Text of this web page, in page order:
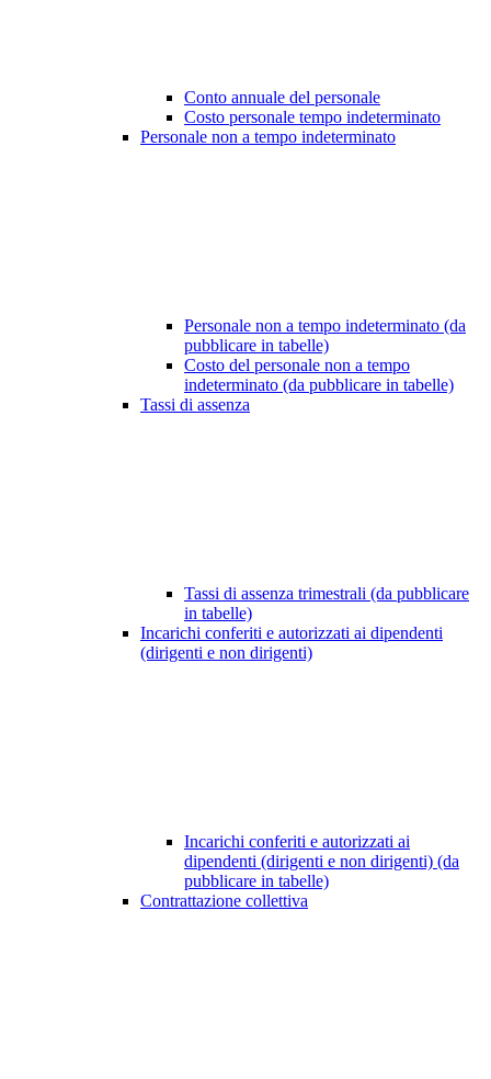
Conto annuale del personale
Costo personale tempo indeterminato
Personale non a tempo indeterminato
Personale non a tempo indeterminato (da
pubblicare in tabelle)
Costo del personale non a tempo
indeterminato (da pubblicare in tabelle)
Tassi di assenza
Tassi di assenza trimestrali (da pubblicare
in tabelle)
Incarichi conferiti e autorizzati ai dipendenti
(dirigenti e non dirigenti)
Incarichi conferiti e autorizzati ai
dipendenti (dirigenti e non dirigenti) (da
pubblicare in tabelle)
Contrattazione collettiva